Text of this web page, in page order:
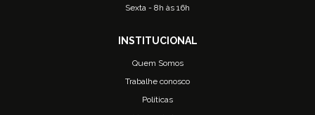
Sexta - 8h às 16h
Quem Somos
Trabalhe conosco
Políticas